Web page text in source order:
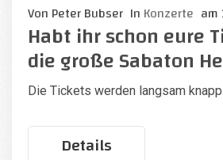
Von Peter Bubser In Konzerte am
Habt ihr schon eure
die große Sabaton
Die Tickets werden langsam
Details